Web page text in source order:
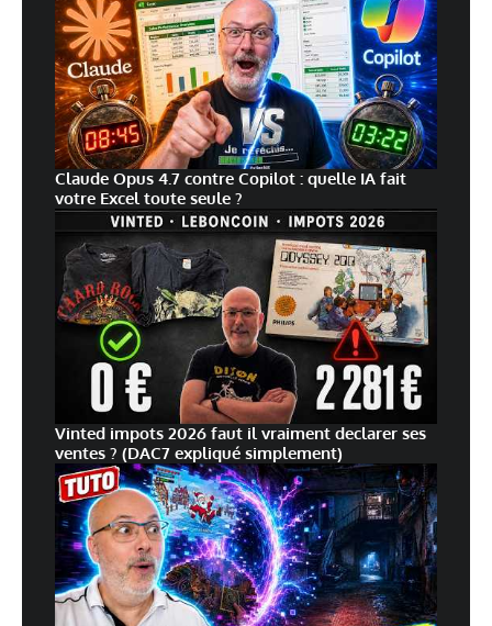
Claude Opus 4.7 contre Copilot : quelle IA fait
votre Excel toute seule ?
Vinted impots 2026 faut il vraiment declarer ses
ventes ? (DAC7 expliqué simplement)